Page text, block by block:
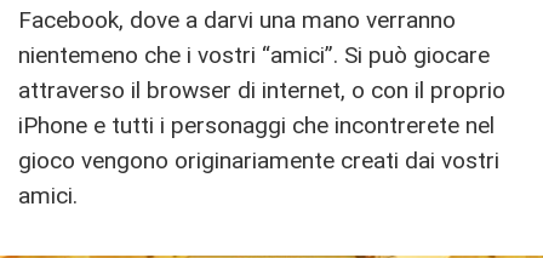
Facebook, dove a darvi una mano verranno
nientemeno che i vostri “amici”. Si può giocare
attraverso il browser di internet, o con il proprio
iPhone e tutti i personaggi che incontrerete nel
gioco vengono originariamente creati dai vostri
amici.